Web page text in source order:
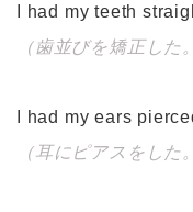
I had my teeth
（歯並びを矯正した
I had my ears
（耳にピアスをした